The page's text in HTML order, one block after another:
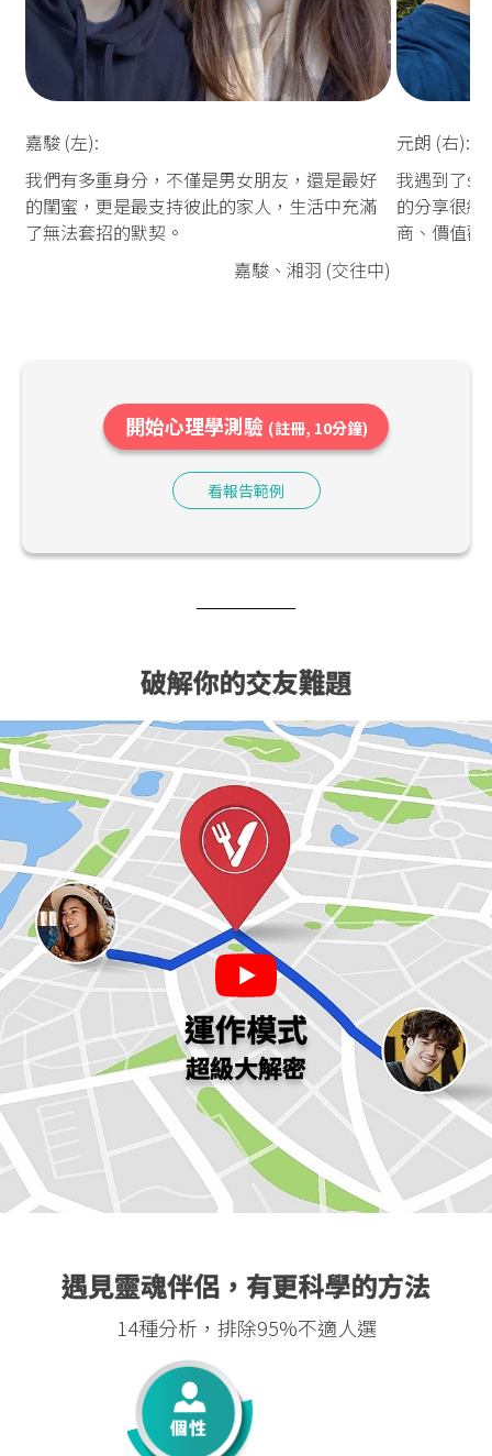
嘉駿 (左):
我們有多重身分，不僅是男女朋友，還是最好
的閨蜜，更是最支持彼此的家人，生活中充滿
了無法套招的默契。
嘉駿、湘羽 (交往中)
元朗 (右):
我遇到了
的分享很細
商、價值觀
開始心理學測驗 (註冊, 10分鐘)
看報告範例
破解你的交友難題
運作模式
超級大解密
遇見靈魂伴侶，有更科學的方法
14種分析，排除95%不適人選